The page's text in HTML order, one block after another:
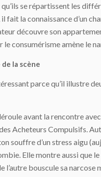
se répartissent les
il fait la connaissance d’un
découvre son
le consumérisme amène le
la scène
parce qu’il illustre
avant la rencontre
Acheteurs Compulsifs.
souffre d’un stress aigu
Elle montre aussi que
l’autre bouscule sa